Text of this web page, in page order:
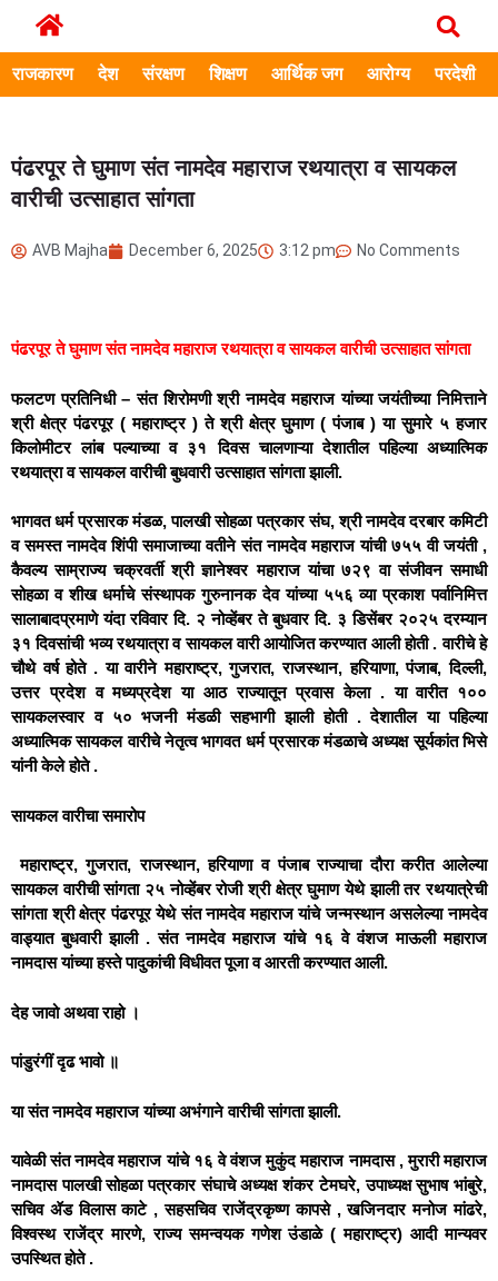
राजकारण देश संरक्षण शिक्षण आर्थिक जग आरोग्य परदेशी
पंढरपूर ते घुमाण संत नामदेव महाराज रथयात्रा व सायकल
वारीची उत्साहात सांगता
AVB Majha December 6, 2025 3:12 pm No Comments
पंढरपूर ते घुमाण संत नामदेव महाराज रथयात्रा व सायकल वारीची उत्साहात सांगता
फलटण प्रतिनिधी – संत शिरोमणी श्री नामदेव महाराज यांच्या जयंतीच्या निमित्ताने
श्री क्षेत्र पंढरपूर ( महाराष्ट्र ) ते श्री क्षेत्र घुमाण ( पंजाब ) या सुमारे ५ हजार
किलोमीटर लांब पल्याच्या व ३१ दिवस चालणाऱ्या देशातील पहिल्या अध्यात्मिक
रथयात्रा व सायकल वारीची बुधवारी उत्साहात सांगता झाली.
भागवत धर्म प्रसारक मंडळ, पालखी सोहळा पत्रकार संघ, श्री नामदेव दरबार कमिटी
व समस्त नामदेव शिंपी समाजाच्या वतीने संत नामदेव महाराज यांची ७५५ वी जयंती ,
कैवल्य साम्राज्य चक्रवर्ती श्री ज्ञानेश्वर महाराज यांचा ७२९ वा संजीवन समाधी
सोहळा व शीख धर्माचे संस्थापक गुरुनानक देव यांच्या ५५६ व्या प्रकाश पर्वानिमित्त
सालाबादप्रमाणे यंदा रविवार दि. २ नोव्हेंबर ते बुधवार दि. ३ डिसेंबर २०२५ दरम्यान
३१ दिवसांची भव्य रथयात्रा व सायकल वारी आयोजित करण्यात आली होती . वारीचे हे
चौथे वर्ष होते . या वारीने महाराष्ट्र, गुजरात, राजस्थान, हरियाणा, पंजाब, दिल्ली,
उत्तर प्रदेश व मध्यप्रदेश या आठ राज्यातून प्रवास केला . या वारीत १००
सायकलस्वार व ५० भजनी मंडळी सहभागी झाली होती . देशातील या पहिल्या
अध्यात्मिक सायकल वारीचे नेतृत्व भागवत धर्म प्रसारक मंडळाचे अध्यक्ष सूर्यकांत भिसे
यांनी केले होते .
सायकल वारीचा समारोप
महाराष्ट्र, गुजरात, राजस्थान, हरियाणा व पंजाब राज्याचा दौरा करीत आलेल्या
सायकल वारीची सांगता २५ नोव्हेंबर रोजी श्री क्षेत्र घुमाण येथे झाली तर रथयात्रेची
सांगता श्री क्षेत्र पंढरपूर येथे संत नामदेव महाराज यांचे जन्मस्थान असलेल्या नामदेव
वाड्यात बुधवारी झाली . संत नामदेव महाराज यांचे १६ वे वंशज माऊली महाराज
नामदास यांच्या हस्ते पादुकांची विधीवत पूजा व आरती करण्यात आली.
देह जावो अथवा राहो ।
पांडुरंगीं दृढ भावो ॥
या संत नामदेव महाराज यांच्या अभंगाने वारीची सांगता झाली.
यावेळी संत नामदेव महाराज यांचे १६ वे वंशज मुकुंद महाराज नामदास , मुरारी महाराज
नामदास पालखी सोहळा पत्रकार संघाचे अध्यक्ष शंकर टेमघरे, उपाध्यक्ष सुभाष भांबुरे,
सचिव ॲड विलास काटे , सहसचिव राजेंद्रकृष्ण कापसे , खजिनदार मनोज मांढरे,
विश्वस्थ राजेंद्र मारणे, राज्य समन्वयक गणेश उंडाळे ( महाराष्ट्र) आदी मान्यवर
उपस्थित होते .